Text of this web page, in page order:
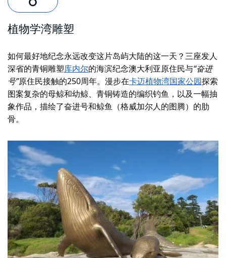
植物学湾雕塑
如何最好地纪念永远改变这片岛屿大陆的这一天？三座发人
深省的青铜雕塑库内尔的海滨纪念澳大利亚原住民与“奋进
号”原住民接触的250周年。漫步在卡迈植物湾国家公园探索
图案复杂的母鲸和幼鲸、青铜铸造的编织钓鱼，以及一幅抽
象作品，描绘了奋进号和鲸鱼（格威加尔人的图腾）的肋
骨。